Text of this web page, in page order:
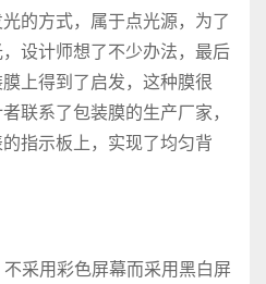
的方式，属于点光源，为了
设计师想了不少办法，最后
上得到了启发，这种膜很
联系了包装膜的生产厂家，
指示板上，实现了均匀背
采用彩色屏幕而采用黑白屏